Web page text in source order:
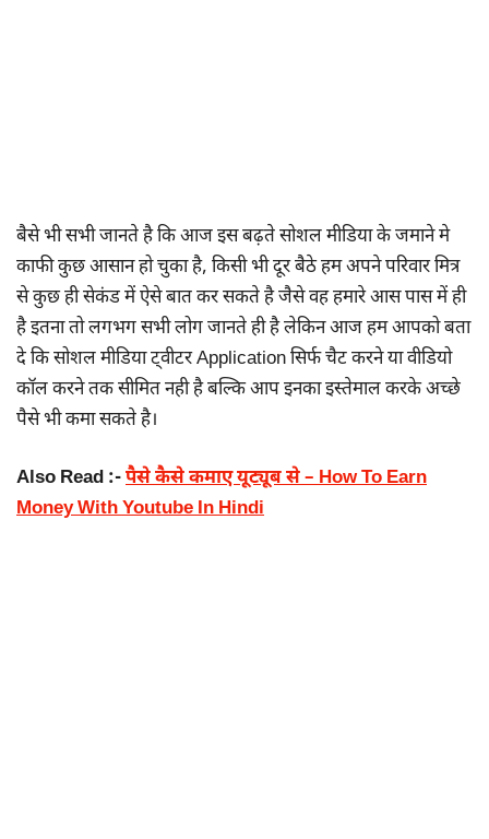
बैसे भी सभी जानते है कि आज इस बढ़ते सोशल मीडिया के जमाने मे
काफी कुछ आसान हो चुका है, किसी भी दूर बैठे हम अपने परिवार मित्र
से कुछ ही सेकंड में ऐसे बात कर सकते है जैसे वह हमारे आस पास में ही
है इतना तो लगभग सभी लोग जानते ही है लेकिन आज हम आपको बता
दे कि सोशल मीडिया ट्वीटर Application सिर्फ चैट करने या वीडियो
कॉल करने तक सीमित नही है बल्कि आप इनका इस्तेमाल करके अच्छे
पैसे भी कमा सकते है।
Also Read :-पैसे कैसे कमाए यूट्यूब से – How To Earn
Money With Youtube In Hindi